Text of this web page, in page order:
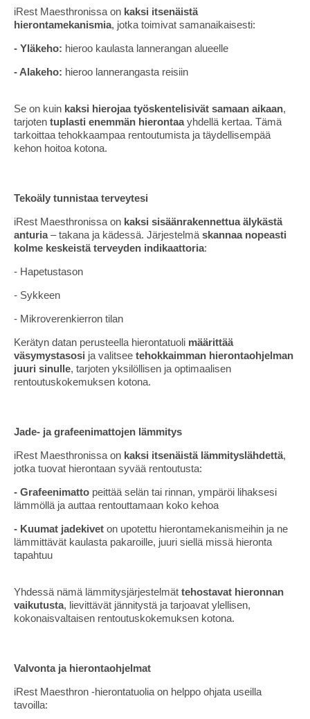
iRest Maesthronissa on kaksi itsenäistä
hierontamekanismia, jotka toimivat samanaikaisesti:
- Yläkeho: hieroo kaulasta lannerangan alueelle
- Alakeho: hieroo lannerangasta reisiin
Se on kuin kaksi hierojaa työskentelisivät samaan aikaan,
tarjoten tuplasti enemmän hierontaayhdellä kertaa. Tämä
tarkoittaa tehokkaampaa rentoutumista ja täydellisempää
kehon hoitoa kotona.
Tekoäly tunnistaa terveytesi
iRest Maesthronissa on kaksi sisäänrakennettua älykästä
anturia– takana ja kädessä. Järjestelmä skannaa nopeasti
kolme keskeistä terveyden indikaattoria:
- Hapetustason
- Sykkeen
- Mikroverenkierron tilan
Kerätyn datan perusteella hierontatuoli määrittää
väsymystasosi ja valitsee tehokkaimman hierontaohjelman
juuri sinulle, tarjoten yksilöllisen ja optimaalisen
rentoutuskokemuksen kotona.
Jade- ja grafeenimattojen lämmitys
iRest Maesthronissa on kaksi itsenäistä lämmityslähdettä,
jotka tuovat hierontaan syvää rentoutusta:
- Grafeenimatto peittää selän tai rinnan, ympäröi lihaksesi
lämmöllä ja auttaa rentouttamaan koko kehoa
- Kuumat jadekivet on upotettu hierontamekanismeihin ja ne
lämmittävät kaulasta pakaroille, juuri siellä missä hieronta
tapahtuu
Yhdessä nämä lämmitysjärjestelmät tehostavat hieronnan
vaikutusta, lievittävät jännitystä ja tarjoavat ylellisen,
kokonaisvaltaisen rentoutuskokemuksen kotona.
Valvonta ja hierontaohjelmat
iRest Maesthron -hierontatuolia on helppo ohjata useilla
tavoilla: